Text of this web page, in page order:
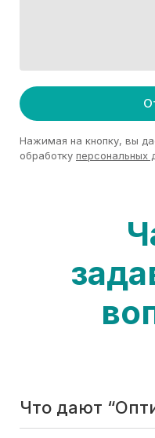
Нажимая на кнопку, вы
обработку персональных
Что дают